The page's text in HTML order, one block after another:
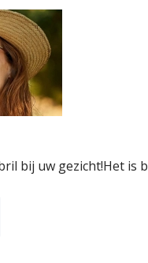
bij uw gezicht!Het